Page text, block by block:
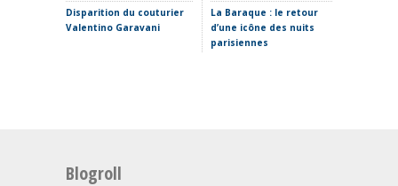
Disparition du couturier
Valentino Garavani
La Baraque : le retour
d’une icône des nuits
parisiennes
Blogroll